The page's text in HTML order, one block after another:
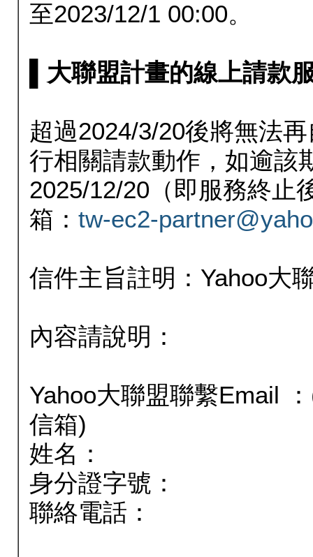
至2023/12/1 00:00。
▌大聯盟計畫的線上請款
超過2024/3/20後將無法
行相關請款動作，如逾該
2025/12/20（即服務終止
箱： tw-ec2-
信件主旨註明：Yahoo大
內容請說明：
Yahoo大聯盟聯繫Email
信箱)
姓名：
身分證字號：
聯絡電話：